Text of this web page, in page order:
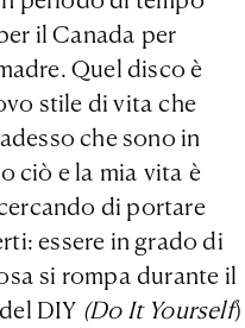
il Canada per
Quel disco è
stile di vita che
che sono in
ciò e la mia vita è
di portare
essere in grado di
si rompa durante il
DIY (Do It Yourself)